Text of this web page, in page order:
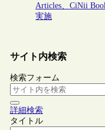
Articles、CiNii
実施
サイト内検索
検索フォーム
詳細検索
タイトル